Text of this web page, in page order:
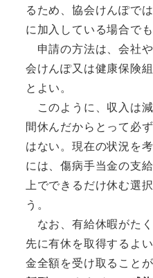
るため、協会けんぽで
に加入している場合で
申請の方法は、会社
会けんぽ又は健康保険
とよい。
このように、収入は
間休んだからとって必
はない。現在の状況を
には、傷病手当金の支
上でできるだけ休む選
う。
なお、有給休暇がた
先に有休を取得するよ
金全額を受け取ることが